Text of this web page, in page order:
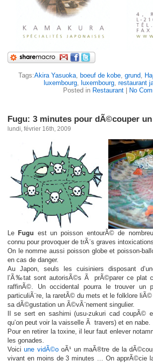
Tags:Akira Yasuoka, boeuf de kobe, grund,
luxembourg, luxembourg, restaurant
Posted in Restaurant| No
Fugu: 3 minutes pour dÃ©couper
lundi, février 16th, 2009
LeFugu est un poisson entourÃ© de
connu pour provoquer de trÃ¨s graves
On le nomme aussi poisson globe et poisson-
en cas de danger.
Au Japon, seuls les cuisiniers disposant
l’Ã‰tat sont autorisÃ©s Ã prÃ©parer ce plat
raffinÃ©. Un occidental pourra le trouver un
particuliÃ¨re, la raretÃ© du mets et le folklore
sa dÃ©gustation un Ã©vÃ¨nement singulier.
Il se sert en sashimi (usu-zukuri cad coupÃ©
qu’on peut voir la vaisselle Ã travers) et en nabe.
Pour en retirer la toxine, il leur faut enlever
les gonades.
Voiciune vidÃ©ooÃ¹ un maÃ®tre de la
vivant en moins de 3 minutes … On apprÃ©cie